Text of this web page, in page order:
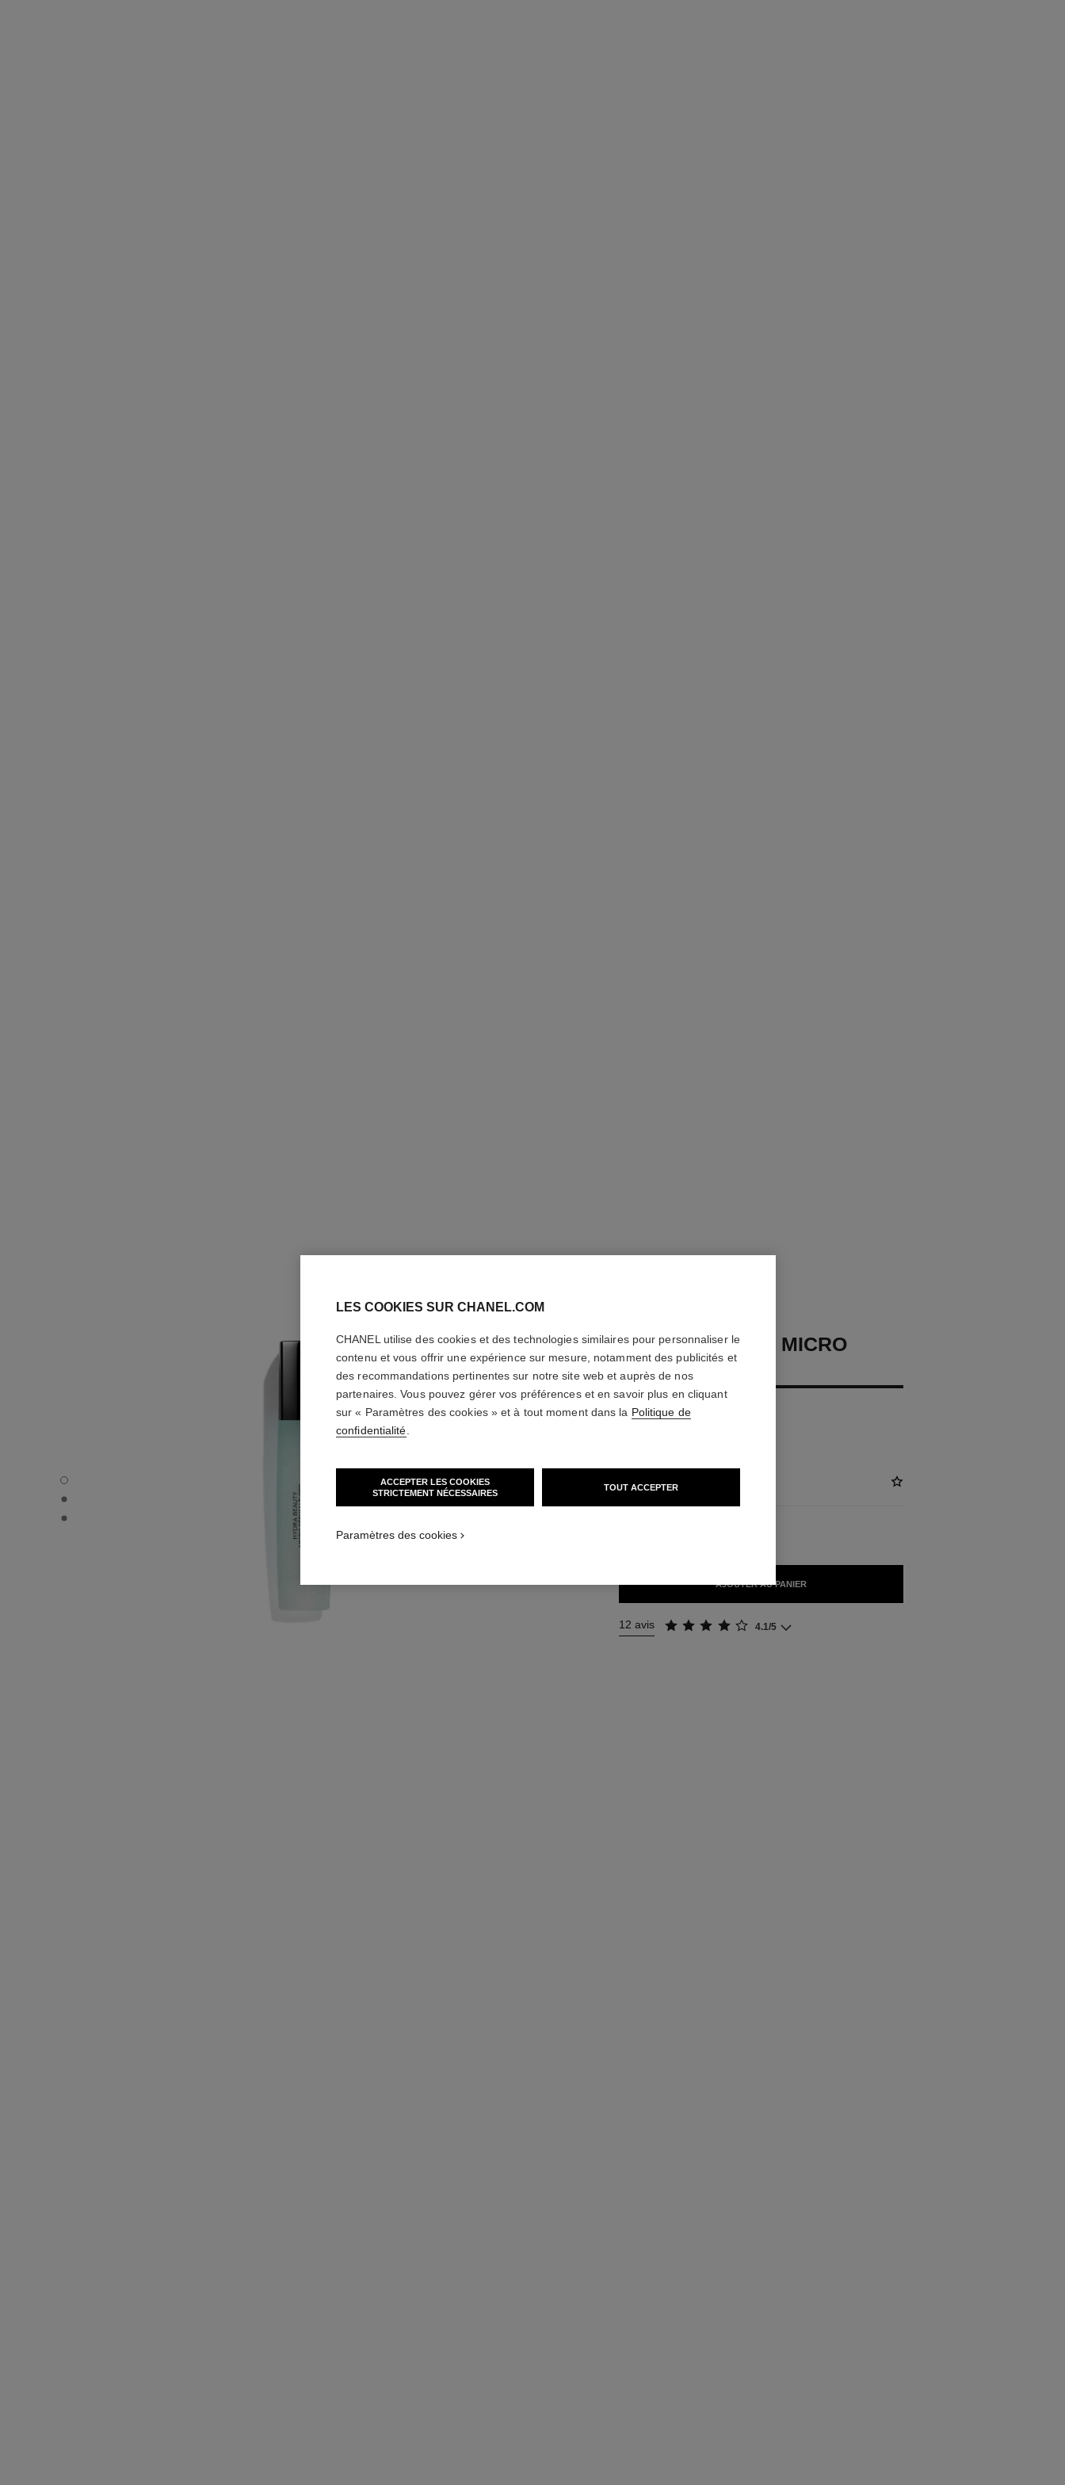
HYDRA BEAUTY MICRO SÉRUM LÈVRES - Vue par défaut
HYDRA BEAUTY MICRO SÉRUM LÈVRES - Vue alternative 1
HYDRA BEAUTY MICRO SÉRUM LÈVRES - Vue basique texture
HYDRA BEAUTY MICRO
SÉRUM LÈVRES
Hydratant Repulpant Intense
60 €
AJOUTER AU PANIER
12 avis 4.1/5
LES COOKIES SUR CHANEL.COM
CHANEL utilise des cookies et des technologies similaires pour personnaliser le
contenu et vous offrir une expérience sur mesure, notamment des publicités et
des recommandations pertinentes sur notre site web et auprès de nos
partenaires. Vous pouvez gérer vos préférences et en savoir plus en cliquant
sur « Paramètres des cookies » et à tout moment dans la Politique de
confidentialité
ACCEPTER LES COOKIES
STRICTEMENT NÉCESSAIRES
TOUT ACCEPTER
Paramètres des cookies